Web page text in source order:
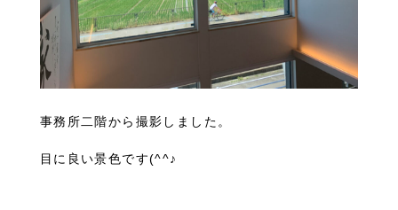
事務所二階から撮影しました。
目に良い景色です(^^♪